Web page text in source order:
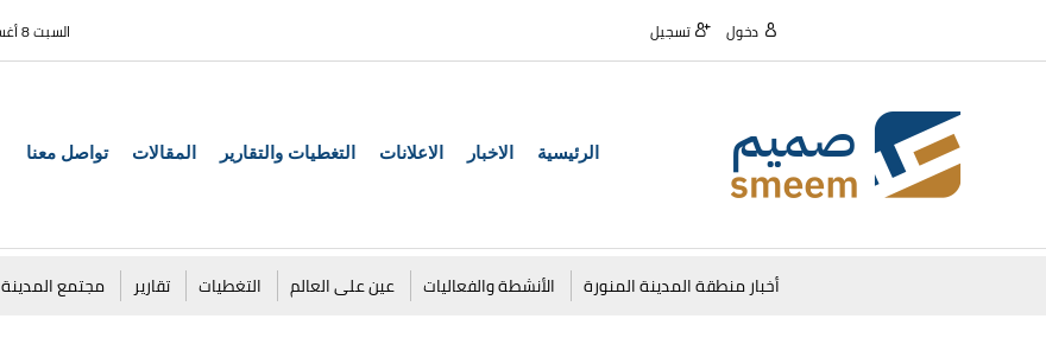
السبت 8 أغسطس 2026 دخول تسجيل
الرئيسية الاخبار الاعلانات التغطيات والتقارير المقالات تواصل معنا
أخبار منطقة المدينة المنورة الأنشطة والفعاليات عين على العالم التغطيات تقارير مجتمع المدينة